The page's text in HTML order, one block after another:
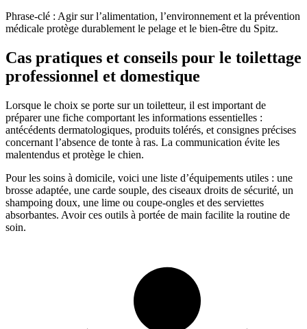
Phrase-clé : Agir sur l’alimentation, l’environnement et la prévention
médicale protège durablement le pelage et le bien-être du Spitz.
Cas pratiques et conseils pour le toilettage
professionnel et domestique
Lorsque le choix se porte sur un toiletteur, il est important de
préparer une fiche comportant les informations essentielles :
antécédents dermatologiques, produits tolérés, et consignes précises
concernant l’absence de tonte à ras. La communication évite les
malentendus et protège le chien.
Pour les soins à domicile, voici une liste d’équipements utiles : une
brosse adaptée, une carde souple, des ciseaux droits de sécurité, un
shampoing doux, une lime ou coupe-ongles et des serviettes
absorbantes. Avoir ces outils à portée de main facilite la routine de
soin.